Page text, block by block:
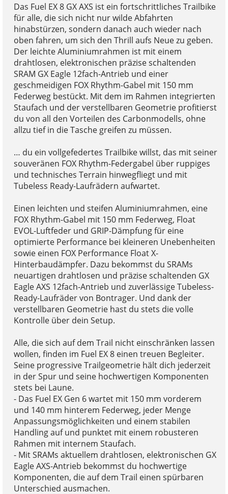
Das Fuel EX 8 GX AXS ist ein fortschrittliches Trailbike
für alle, die sich nicht nur wilde Abfahrten
hinabstürzen, sondern danach auch wieder nach
oben fahren, um sich den Thrill aufs Neue zu geben.
Der leichte Aluminiumrahmen ist mit einem
drahtlosen, elektronischen präzise schaltenden
SRAM GX Eagle 12fach-Antrieb und einer
geschmeidigen FOX Rhythm-Gabel mit 150 mm
Federweg bestückt. Mit dem im Rahmen integrierten
Staufach und der verstellbaren Geometrie profitierst
du von all den Vorteilen des Carbonmodells, ohne
allzu tief in die Tasche greifen zu müssen.
… du ein vollgefedertes Trailbike willst, das mit seiner
souveränen FOX Rhythm-Federgabel über ruppiges
und technisches Terrain hinwegfliegt und mit
Tubeless Ready-Laufrädern aufwartet.
Einen leichten und steifen Aluminiumrahmen, eine
FOX Rhythm-Gabel mit 150 mm Federweg, Float
EVOL-Luftfeder und GRIP-Dämpfung für eine
optimierte Performance bei kleineren Unebenheiten
sowie einen FOX Performance Float X-
Hinterbaudämpfer. Dazu bekommst du SRAMs
neuartigen drahtlosen und präzise schaltenden GX
Eagle AXS 12fach-Antrieb und zuverlässige Tubeless-
Ready-Laufräder von Bontrager. Und dank der
verstellbaren Geometrie hast du stets die volle
Kontrolle über dein Setup.
Alle, die sich auf dem Trail nicht einschränken lassen
wollen, finden im Fuel EX 8 einen treuen Begleiter.
Seine progressive Trailgeometrie hält dich jederzeit
in der Spur und seine hochwertigen Komponenten
stets bei Laune.
- Das Fuel EX Gen 6 wartet mit 150 mm vorderem
und 140 mm hinterem Federweg, jeder Menge
Anpassungsmöglichkeiten und einem stabilen
Handling auf und punktet mit einem robusteren
Rahmen mit internem Staufach.
- Mit SRAMs aktuellem drahtlosen, elektronischen GX
Eagle AXS-Antrieb bekommst du hochwertige
Komponenten, die auf dem Trail einen spürbaren
Unterschied ausmachen.